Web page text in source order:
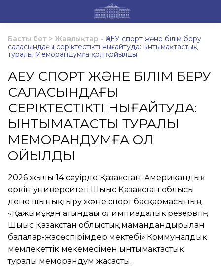
Басты бет > Жаңалықтар - ҚАЕУ спорт және білім беру
саласындағы серіктестікті нығайтуда: ынтымақтастық
туралы Меморандумға қол қойылды
ҚАЕУ СПОРТ ЖӘНЕ БІЛІМ БЕРУ
САЛАСЫНДАҒЫ
СЕРІКТЕСТІКТІ НЫҒАЙТУДА:
ЫНТЫМАҚТАСТЫҚ ТУРАЛЫ
МЕМОРАНДУМҒА ҚОЛ
ҚОЙЫЛДЫ
2026 жылғы 14 сәуірде Қазақстан-Американдық
еркін университеті Шығыс Қазақстан облысы
дене шынықтыру және спорт басқармасының
«Қажымұқан атындағы олимпиадалық резервтің
Шығыс Қазақстан облыстық мамандандырылған
балалар-жасөспірімдер мектебі» Коммуналдық
мемлекеттік мекемесімен ынтымақтастық
туралы меморандум жасасты.